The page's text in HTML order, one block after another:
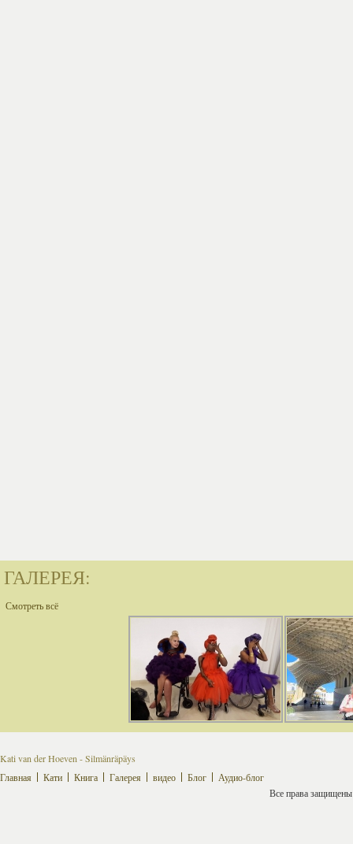
ГАЛЕРЕЯ:
Смотреть всё
Kati van der Hoeven - Silmänräpäys
Главная
Кати Книга Галерея видео Блог
Аудио-блог
Все права